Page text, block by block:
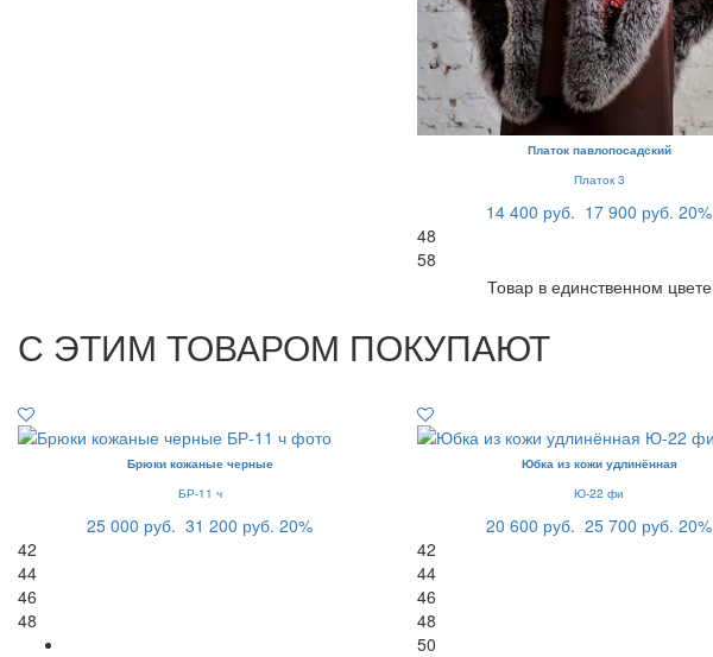
Платок павлопосадский
Платок 3
14 400 руб. 17 900 руб. 20%
48
58
Товар в единственном цвете
С ЭТИМ ТОВАРОМ ПОКУПАЮТ
Брюки кожаные черные
БР-11 ч
25 000 руб. 31 200 руб. 20%
42
44
46
48
Юбка из кожи удлинённая
Ю-22 фи
20 600 руб. 25 700 руб. 20%
42
44
46
48
50